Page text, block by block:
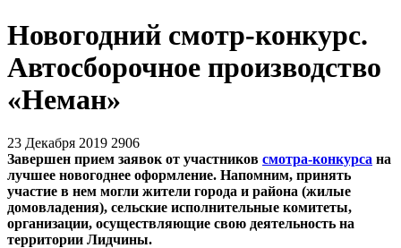
Новогодний смотр-конкурс.
Автосборочное производство
«Неман»
23 Декабря 2019 2906
Завершен прием заявок от участников смотра-конкурса на
лучшее новогоднее оформление. Напомним, принять
участие в нем могли жители города и района (жилые
домовладения), сельские исполнительные комитеты,
организации, осуществляющие свою деятельность на
территории Лидчины.